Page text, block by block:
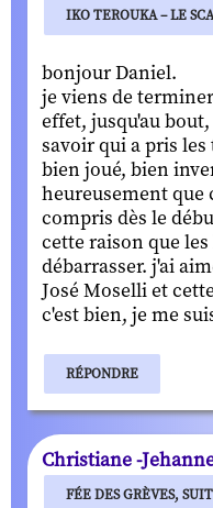
IKO TEROUKA – LE
bonjour Daniel.
je viens de
effet, jusqu'au
savoir qui a pris
bien joué, bien
heureusement que
compris dès le
cette raison que
débarrasser. j'ai
José Moselli et
c'est bien, je me
RÉPONDRE
Christiane -
FÉE DES GRÈVES,